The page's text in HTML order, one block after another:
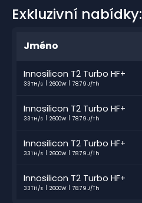
Exkluzivní nabídky:
Jméno
Innosilicon T2 Turbo HF+
33TH/s 2600W 78.79 J/Th
Innosilicon T2 Turbo HF+
33TH/s 2600W 78.79 J/Th
Innosilicon T2 Turbo HF+
33TH/s 2600W 78.79 J/Th
Innosilicon T2 Turbo HF+
33TH/s 2600W 78.79 J/Th